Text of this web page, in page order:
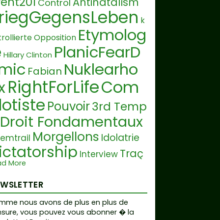
Control
k
Opposition Etymolog
Hillary Clinton PlanicFearD
Fabian Nuklearho
RightForLifeCom
Pouvoir3rd Temp
Droit Fondamentaux
Morgellons Idolatrie
Interview Traç
MaterialMaladieE
ArméePh
More
nous avons de plus en plus de
vous pouvez vous abonner � la